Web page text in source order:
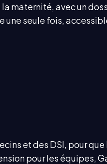
maternité, avec un
seule fois,
et des DSI, pour
pour les équipes,